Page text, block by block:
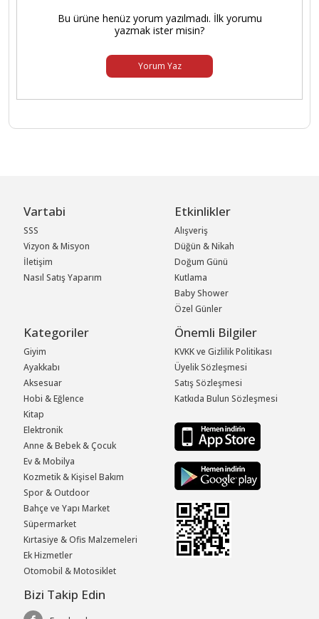
Bu ürüne henüz yorum yazılmadı. İlk yorumu
yazmak ister misin?
Yorum Yaz
Vartabi
SSS
Vizyon & Misyon
İletişim
Nasıl Satış Yaparım
Etkinlikler
Alışveriş
Düğün & Nikah
Doğum Günü
Kutlama
Baby Shower
Özel Günler
Kategoriler
Giyim
Ayakkabı
Aksesuar
Hobi & Eğlence
Kitap
Elektronik
Anne & Bebek & Çocuk
Ev & Mobilya
Kozmetik & Kişisel Bakım
Spor & Outdoor
Bahçe ve Yapı Market
Süpermarket
Kırtasiye & Ofis Malzemeleri
Ek Hizmetler
Otomobil & Motosiklet
Önemli Bilgiler
KVKK ve Gizlilik Politikası
Üyelik Sözleşmesi
Satış Sözleşmesi
Katkıda Bulun Sözleşmesi
Bizi Takip Edin